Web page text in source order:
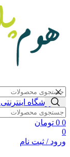
0
0 تومان
0
ورود / ثبت نام